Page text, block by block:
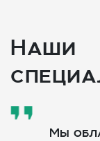
Наши
Мы